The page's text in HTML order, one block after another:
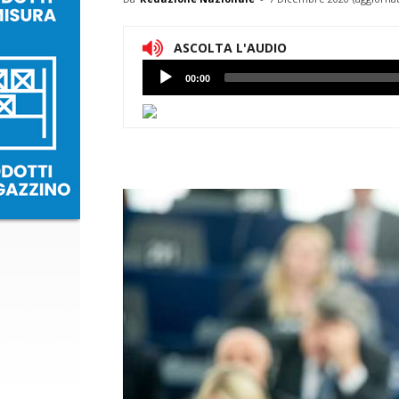
ASCOLTA L'AUDIO
Lettore
Audio
00:00